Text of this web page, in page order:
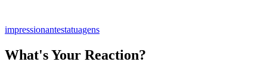
impressionantestatuagens
What's Your Reaction?